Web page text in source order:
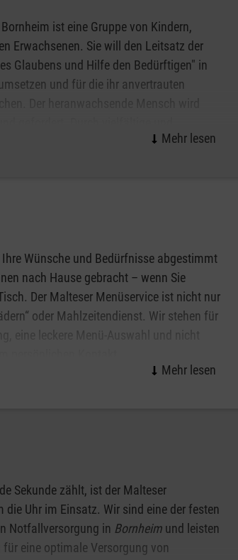
ist eine Gruppe von Kindern,
Erwachsenen. Sie will den Leitsatz der
Glaubens und Hilfe den Bedürftigen" in
und für die ihr anvertrauten
wird die Werteentwicklung des
unabhängig seiner Nationalität und
ihren Platz in den Gruppen der
Wünsche und Bedürfnisse abgestimmt
nach Hause gebracht – wenn Sie
Der Malteser Menüservice ist nicht nur
oder Mahlzeitendienst. Wir stehen für
eine leckere Menü-Auswahl und nicht
Sekunde zählt, ist der Malteser
die Uhr im Einsatz. Wir sind eine der festen
Notfallversorgung in Bornheim und leisten
eine optimale Versorgung von